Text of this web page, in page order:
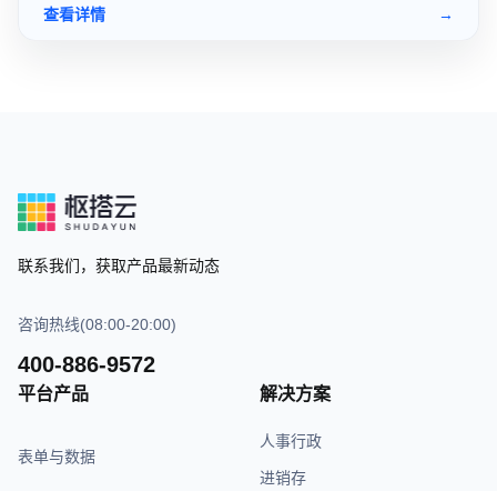
查看详情 →
联系我们，获取产品最新动态
咨询热线(08:00-20:00)
400-886-9572
平台产品
表单与数据
解决方案
人事行政
进销存